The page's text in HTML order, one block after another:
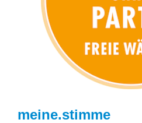
meine.stimme